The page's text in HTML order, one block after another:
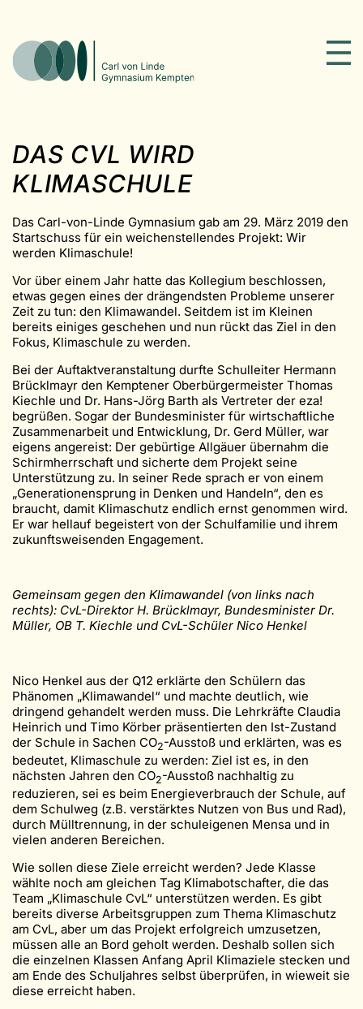
DAS CVL WIRD
KLIMASCHULE
Das Carl-von-Linde Gymnasium gab am 29. März 2019 den
Startschuss für ein weichenstellendes Projekt: Wir
werden Klimaschule!
Vor über einem Jahr hatte das Kollegium beschlossen,
etwas gegen eines der drängendsten Probleme unserer
Zeit zu tun: den Klimawandel. Seitdem ist im Kleinen
bereits einiges geschehen und nun rückt das Ziel in den
Fokus, Klimaschule zu werden.
Bei der Auftaktveranstaltung durfte Schulleiter Hermann
Brücklmayr den Kemptener Oberbürgermeister Thomas
Kiechle und Dr. Hans-Jörg Barth als Vertreter der eza!
begrüßen. Sogar der Bundesminister für wirtschaftliche
Zusammenarbeit und Entwicklung, Dr. Gerd Müller, war
eigens angereist: Der gebürtige Allgäuer übernahm die
Schirmherrschaft und sicherte dem Projekt seine
Unterstützung zu. In seiner Rede sprach er von einem
„Generationensprung in Denken und Handeln“, den es
braucht, damit Klimaschutz endlich ernst genommen wird.
Er war hellauf begeistert von der Schulfamilie und ihrem
zukunftsweisenden Engagement.
Gemeinsam gegen den Klimawandel (von links nach
rechts): CvL-Direktor H. Brücklmayr, Bundesminister Dr.
Müller, OB T. Kiechle und CvL-Schüler Nico Henkel
Nico Henkel aus der Q12 erklärte den Schülern das
Phänomen „Klimawandel“ und machte deutlich, wie
dringend gehandelt werden muss. Die Lehrkräfte Claudia
Heinrich und Timo Körber präsentierten den Ist-Zustand
der Schule in Sachen CO2-Ausstoß und erklärten, was es
bedeutet, Klimaschule zu werden: Ziel ist es, in den
nächsten Jahren den CO2-Ausstoß nachhaltig zu
reduzieren, sei es beim Energieverbrauch der Schule, auf
dem Schulweg (z.B. verstärktes Nutzen von Bus und Rad),
durch Mülltrennung, in der schuleigenen Mensa und in
vielen anderen Bereichen.
Wie sollen diese Ziele erreicht werden? Jede Klasse
wählte noch am gleichen Tag Klimabotschafter, die das
Team „Klimaschule CvL“ unterstützen werden. Es gibt
bereits diverse Arbeitsgruppen zum Thema Klimaschutz
am CvL, aber um das Projekt erfolgreich umzusetzen,
müssen alle an Bord geholt werden. Deshalb sollen sich
die einzelnen Klassen Anfang April Klimaziele stecken und
am Ende des Schuljahres selbst überprüfen, in wieweit sie
diese erreicht haben.